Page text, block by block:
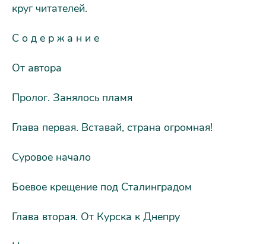
круг читателей.
С о д е р ж а н и е
От автора
Пролог. Занялось пламя
Глава первая. Вставай, страна огромная!
Суровое начало
Боевое крещение под Сталинградом
Глава вторая. От Курска к Днепру